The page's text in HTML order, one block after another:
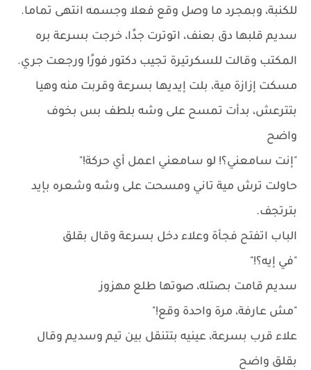
للكنبة، وبمجرد ما وصل وقع فعلا وجسمه انتهى تماما.
سديم قلبها دق بعنف، اتوترت جدًا، خرجت بسرعة بره
المكتب وقالت للسكرتيرة تجيب دكتور فورًا ورجعت جري.
مسكت إزازة مية، بلت إيديها بسرعة وقربت منه وهيا
بتترعش، بدأت تمسح على وشه بلطف بس بخوف
واضح
"إنت سامعني؟! لو سامعني اعمل أي حركة!"
حاولت ترش مية تاني ومسحت على وشه وشعره بإيد
بترتجف.
الباب اتفتح فجأة وعلاء دخل بسرعة وقال بقلق
"في إيه؟!"
سديم قامت بصتله، صوتها طلع مهزوز
"مش عارفة، مرة واحدة وقع!"
علاء قرب بسرعة، عينيه بتتنقل بين تيم وسديم وقال
بقلق واضح